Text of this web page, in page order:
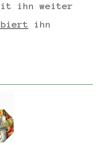
ihn weiter
ihn